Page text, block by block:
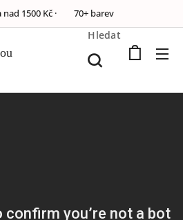
nad 1500 Kč · 🎀 70+ barev
Hledat